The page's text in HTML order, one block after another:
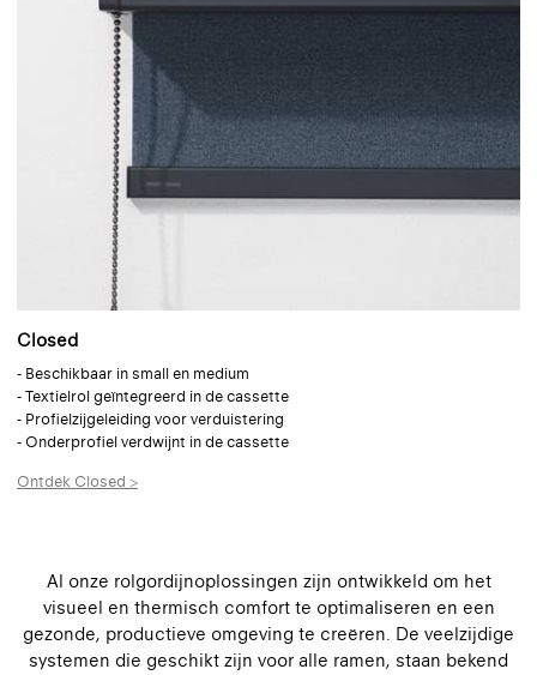
Closed
- Beschikbaar in small en medium
- Textielrol geïntegreerd in de cassette
- Profielzijgeleiding voor verduistering
- Onderprofiel verdwijnt in de cassette
Ontdek Closed >
Al onze rolgordijnoplossingen zijn ontwikkeld om het
visueel en thermisch comfort te optimaliseren en een
gezonde, productieve omgeving te creëren. De veelzijdige
systemen die geschikt zijn voor alle ramen, staan bekend